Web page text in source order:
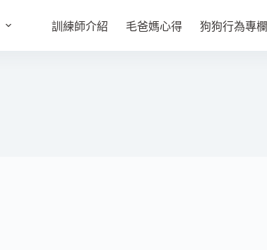
訓練師介紹 毛爸媽心得 狗狗行為專欄